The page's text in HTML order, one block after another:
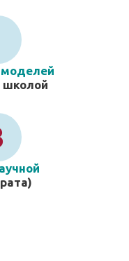
моделей
школой